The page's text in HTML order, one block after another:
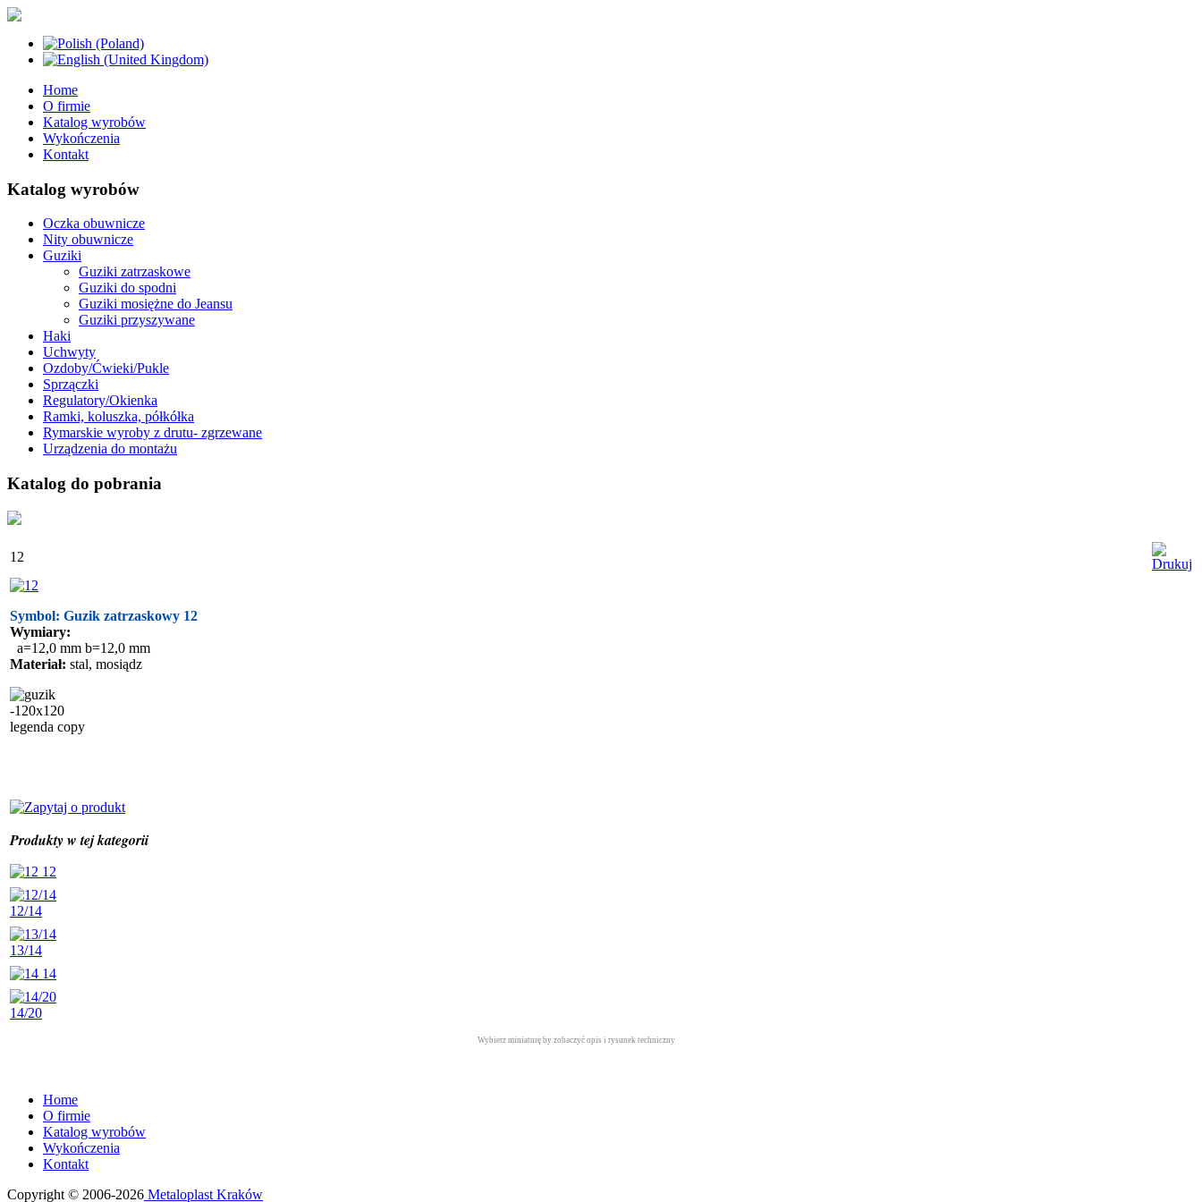
Home
O firmie
Katalog wyrobów
Wykończenia
Kontakt
Katalog wyrobów
Oczka obuwnicze
Nity obuwnicze
Guziki
Guziki zatrzaskowe
Guziki do spodni
Guziki mosiężne do Jeansu
Guziki przyszywane
Haki
Uchwyty
Ozdoby/Ćwieki/Pukle
Sprzączki
Regulatory/Okienka
Ramki, koluszka, półkółka
Rymarskie wyroby z drutu- zgrzewane
Urządzenia do montażu
Katalog do pobrania
12
Symbol: Guzik zatrzaskowy 12
Wymiary:
a=12,0 mm b=12,0 mm
Materiał: stal, mosiądz
Produkty w tej kategorii
12
12/14
13/14
14
14/20
Wybierz miniaturę by zobaczyć opis i rysunek techniczny
Home
O firmie
Katalog wyrobów
Wykończenia
Kontakt
Copyright © 2006-2026 Metaloplast Kraków